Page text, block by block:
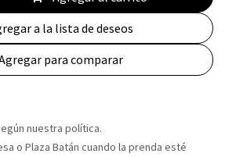
para comparar
a la lista de deseos
nuestra política.
o Plaza Batán cuando la prenda esté